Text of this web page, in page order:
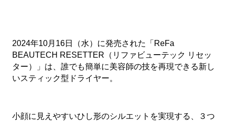
2024年10月16日（水）に発売された「ReFa
BEAUTECH RESETTER（リファビューテック リセッ
ター）」は、誰でも簡単に美容師の技を再現できる新し
いスティック型ドライヤー。
小顔に見えやすいひし形のシルエットを実現する、３つ